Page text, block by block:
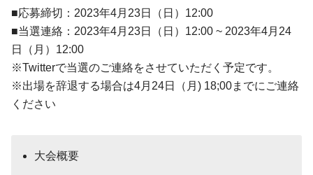
■応募締切：2023年4月23日（日）12:00
■当選連絡：2023年4月23日（日）12:00 ~ 2023年4月24
日（月）12:00
※Twitterで当選のご連絡をさせていただく予定です。
※出場を辞退する場合は4月24日（月) 18;00までにご連絡
ください
大会概要